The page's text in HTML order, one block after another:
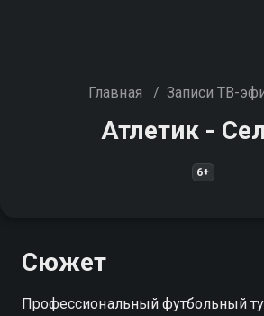
Главная / Записи ТВ-
Атлетик -
6+
Сюжет
Профессиональный футбольный